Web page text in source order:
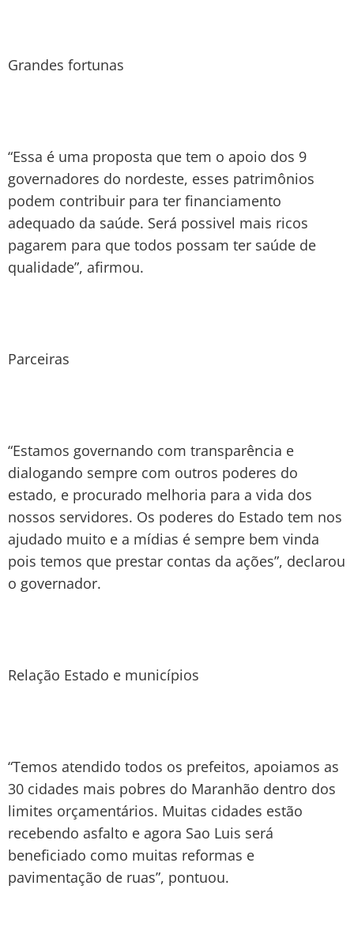
Grandes fortunas
“Essa é uma proposta que tem o apoio dos 9
governadores do nordeste, esses patrimônios
podem contribuir para ter financiamento
adequado da saúde. Será possivel mais ricos
pagarem para que todos possam ter saúde de
qualidade”, afirmou.
Parceiras
“Estamos governando com transparência e
dialogando sempre com outros poderes do
estado, e procurado melhoria para a vida dos
nossos servidores. Os poderes do Estado tem nos
ajudado muito e a mídias é sempre bem vinda
pois temos que prestar contas da ações”, declarou
o governador.
Relação Estado e municípios
“Temos atendido todos os prefeitos, apoiamos as
30 cidades mais pobres do Maranhão dentro dos
limites orçamentários. Muitas cidades estão
recebendo asfalto e agora Sao Luis será
beneficiado como muitas reformas e
pavimentação de ruas”, pontuou.